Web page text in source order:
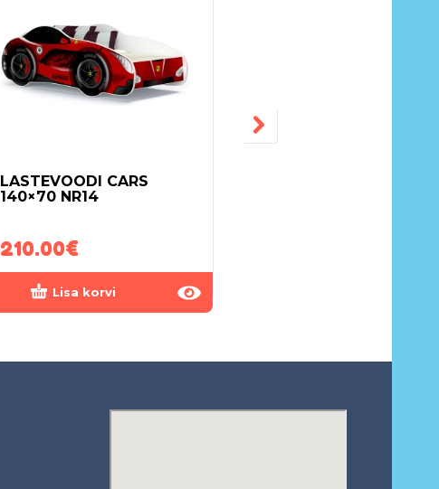
LASTEVOODI CARS
140×70 NR14
210.00€
Lisa korvi